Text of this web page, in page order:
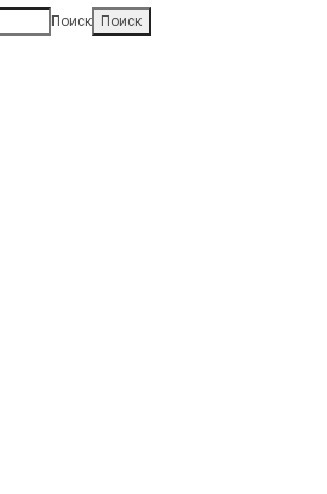
Поиск